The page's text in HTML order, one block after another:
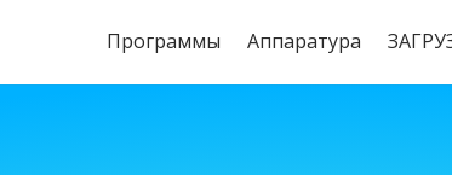
Программы Aппаратура